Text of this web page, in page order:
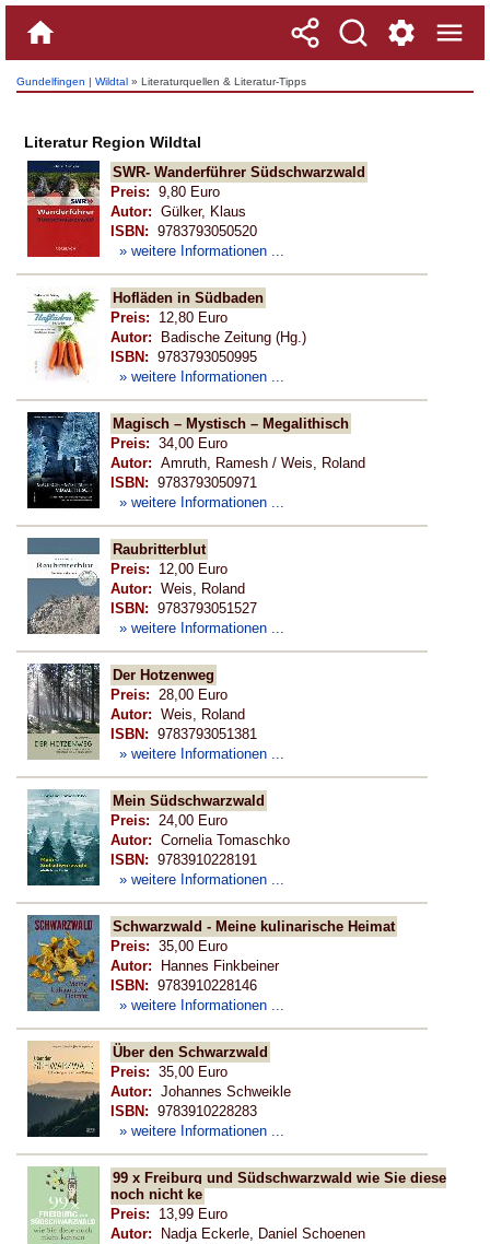
Gundelfingen | Wildtal » Literaturquellen & Literatur-Tipps
Literatur Region Wildtal
SWR- Wanderführer Südschwarzwald
Preis: 9,80 Euro
Autor: Gülker, Klaus
ISBN: 9783793050520
» weitere Informationen ...
Hofläden in Südbaden
Preis: 12,80 Euro
Autor: Badische Zeitung (Hg.)
ISBN: 9783793050995
» weitere Informationen ...
Magisch – Mystisch – Megalithisch
Preis: 34,00 Euro
Autor: Amruth, Ramesh / Weis, Roland
ISBN: 9783793050971
» weitere Informationen ...
Raubritterblut
Preis: 12,00 Euro
Autor: Weis, Roland
ISBN: 9783793051527
» weitere Informationen ...
Der Hotzenweg
Preis: 28,00 Euro
Autor: Weis, Roland
ISBN: 9783793051381
» weitere Informationen ...
Mein Südschwarzwald
Preis: 24,00 Euro
Autor: Cornelia Tomaschko
ISBN: 9783910228191
» weitere Informationen ...
Schwarzwald - Meine kulinarische Heimat
Preis: 35,00 Euro
Autor: Hannes Finkbeiner
ISBN: 9783910228146
» weitere Informationen ...
Über den Schwarzwald
Preis: 35,00 Euro
Autor: Johannes Schweikle
ISBN: 9783910228283
» weitere Informationen ...
99 x Freiburg und Südschwarzwald wie Sie diese
noch nicht ke
Preis: 13,99 Euro
Autor: Nadja Eckerle, Daniel Schoenen